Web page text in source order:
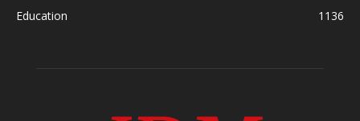
Education
1136